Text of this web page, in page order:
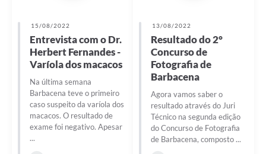
15/08/2022
Entrevista com o Dr.
Herbert Fernandes -
Varíola dos macacos
Na última semana
Barbacena teve o primeiro
caso suspeito da varíola dos
macacos. O resultado de
exame foi negativo. Apesar
...
13/08/2022
Resultado do 2°
Concurso de
Fotografia de
Barbacena
Agora vamos saber o
resultado através do Juri
Técnico na segunda edição
do Concurso de Fotografia
de Barbacena, composto ...